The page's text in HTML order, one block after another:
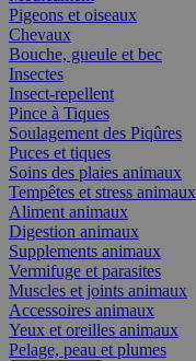
Pigeons et oiseaux
Chevaux
Bouche, gueule et bec
Insectes
Insect-repellent
Pince à Tiques
Soulagement des Piqûres
Puces et tiques
Soins des plaies animaux
Tempêtes et stress animaux
Aliment animaux
Digestion animaux
Supplements animaux
Vermifuge et parasites
Muscles et joints animaux
Accessoires animaux
Yeux et oreilles animaux
Pelage, peau et plumes